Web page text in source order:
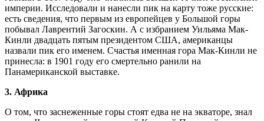
империи. Исследовали и нанесли пик на карту тоже русские:
есть сведения, что первым из европейцев у Большой горы
побывал Лаврентий Загоскин. А с избранием Уильяма Мак-
Кинли двадцать пятым президентом США, американцы
назвали пик его именем. Счастья именная гора Мак-Кинли не
принесла: в 1901 году его смертельно ранили на
Панамериканской выставке.
3. Африка
О том, что заснеженные горы стоят едва не на экваторе, знал